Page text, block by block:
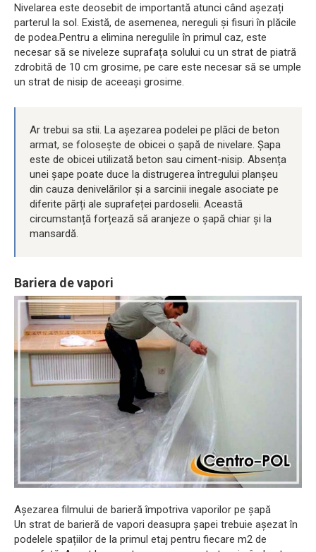
Nivelarea este deosebit de importantă atunci când așezați
parterul la sol. Există, de asemenea, nereguli și fisuri în plăcile
de podea.Pentru a elimina neregulile în primul caz, este
necesar să se niveleze suprafața solului cu un strat de piatră
zdrobită de 10 cm grosime, pe care este necesar să se umple
un strat de nisip de aceeași grosime.
Ar trebui sa stii. La așezarea podelei pe plăci de beton
armat, se folosește de obicei o șapă de nivelare. Șapa
este de obicei utilizată beton sau ciment-nisip. Absența
unei șape poate duce la distrugerea întregului planșeu
din cauza denivelărilor și a sarcinii inegale asociate pe
diferite părți ale suprafeței pardoselii. Această
circumstanță forțează să aranjeze o șapă chiar și la
mansardă.
Bariera de vapori
Așezarea filmului de barieră împotriva vaporilor pe șapă
Un strat de barieră de vapori deasupra șapei trebuie așezat în
podelele spațiilor de la primul etaj pentru fiecare m2 de